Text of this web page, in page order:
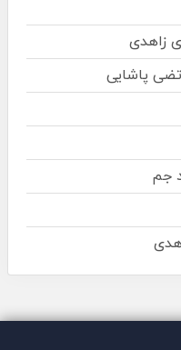
زاهدی
پاشایی
جم